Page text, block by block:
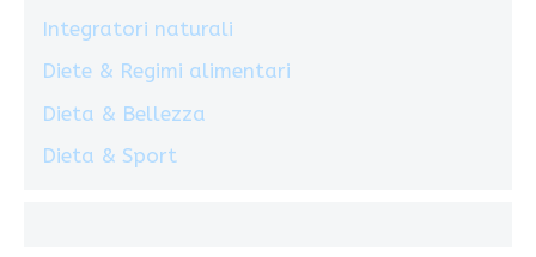
Integratori naturali
Diete & Regimi alimentari
Dieta & Bellezza
Dieta & Sport